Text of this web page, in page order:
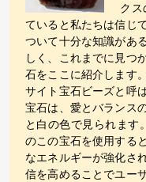
ク
ていると私たちは信じ
ついて十分な知識があ
しく、これまでに見つ
石をここに紹介します
サイト宝石ビーズと呼
宝石は、愛とバランス
と白の色で見られます
のこの宝石を使用する
なエネルギーが強化さ
信を高めることでユー